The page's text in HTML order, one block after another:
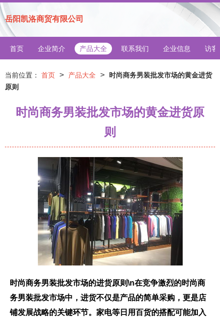
岳阳凯洛商贸有限公司
首页 企业简介 产品大全 联系我们 企业信息 访客
当前位置： 首页 > 产品大全 >
时尚商务男装批发市场的黄金进货
原则
时尚商务男装批发市场的黄金进货原
则
时尚商务男装批发市场的进货原则\n在竞争激烈的时尚商
务男装批发市场中，进货不仅是产品的简单采购，更是店
铺发展战略的关键环节。家电等日用百货的搭配可能加入